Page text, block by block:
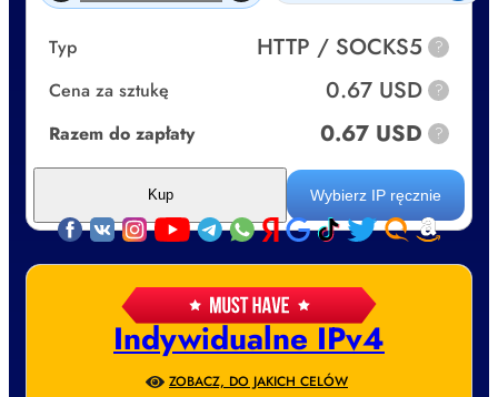
Indywidualne IPv4
ZOBACZ, DO JAKICH CELÓW
Typ HTTP / SOCKS5 ?
Cena za sztukę 0.67 USD ?
Razem do zapłaty 0.67 USD ?
Wybierz IP ręcznie
Kup